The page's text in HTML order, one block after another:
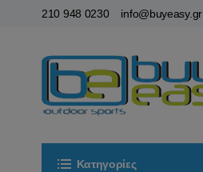
210 948 0230 info@buyeasy.gr
Κατηγορίες